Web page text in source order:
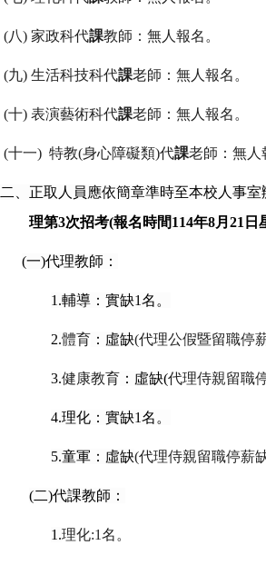
(八) 家政科代課教師：無人報名。
(九) 生活科技科代課老師：無人報名。
(十) 表演藝術科代課老師：無人報名。
(十一) 特教(身心障礙類)代課老師：無人
二、正取人員應依簡章準時至本校人事
理第3次招考(報名時間114年8月 21 日
(一)代理教師：
1.輔導：實缺1名。
2.體育 ：虛缺(代理公假暨留職停
3.健康教育 ：虛缺(代理侍親留職
4.理化：實缺1名。
5.童軍：虛缺(代理侍親留職停薪
(二)代課教師：
1.理化:1名。